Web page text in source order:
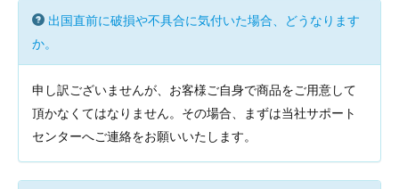
出国直前に破損や不具合に気付いた場合、どうなります
か。
申し訳ございませんが、お客様ご自身で商品をご用意して
頂かなくてはなりません。その場合、まずは当社サポート
センターへご連絡をお願いいたします。